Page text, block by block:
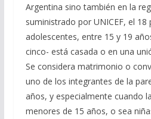
Argentina sino también en la
suministrado por UNICEF, el 18
adolescentes, entre 15 y 19
cinco- está casada o en una
Se considera matrimonio o
uno de los integrantes de la
años, y especialmente cuando
menores de 15 años, o sea